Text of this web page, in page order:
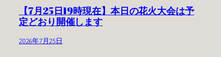
【7月25日19時現在】本日の花火大会は予
定どおり開催します
2026年7月25日